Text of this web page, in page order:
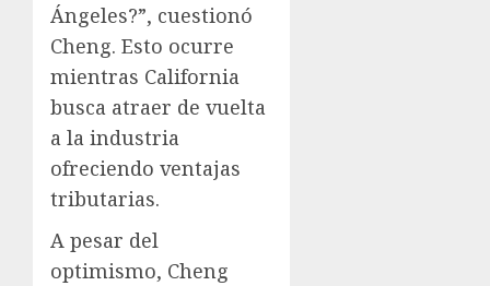
Ángeles?”, cuestionó
Cheng. Esto ocurre
mientras California
busca atraer de vuelta
a la industria
ofreciendo ventajas
tributarias.
A pesar del
optimismo, Cheng